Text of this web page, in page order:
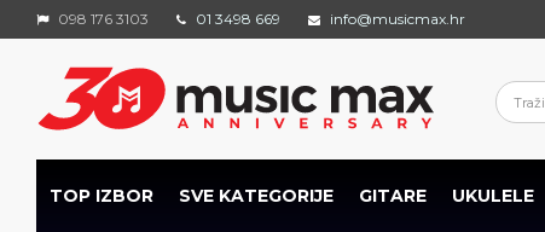
098 176 3103 01 3498 669 info@musicmax.hr
TOP IZBOR SVE KATEGORIJE GITARE UKULELE